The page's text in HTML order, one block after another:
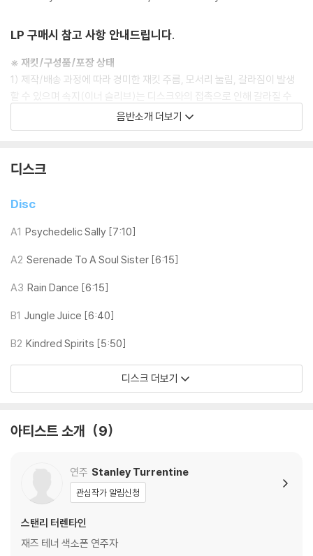
LP 구매시 참고 사항 안내드립니다.
※ 재킷/구성품/포장 상태
1) 제작/배송 과정에 따라 경미한 재킷 주름, 모서리 눌림, 갈라짐이 발생
할 수 있으며 속지(이너 슬리브)는 디스크와의 접촉으로 인해 갈라질 수
외관상 불량 확인되는 상품을 개봉 시엔 반품/교환 처리 불가합니다.
닐은 품질보증대상이 아닙니다.
3) 일본 제작 LP는 대부분 겉비닐이 밀봉되어 있지 않습니다.
4) 디지털 다운로드 코드는 본사에서 공지 없이 증정 종료될 수 있습니다.
※ 재생 불량
모델) 다이내믹 사운드의 편차가 큰 트랙을 재생할 때 이상 현상이 발생할
수 있습니다.
하니 침압 조절이 가능한 기기에서 재생하실 것을 권유 드립니다.
다. 전용 제품으로 이를 제거하면 대부분 해결됩니다.
3) 바늘에 먼지가 쌓이는 경우에도 재생이 원활하지 않을 수 있습니다.
렁거리거나 휘어지는 경우가 있습니다.
2) 재생 음역의 왜곡을 최소화 하고 반복 재생시에도 최대한 일관되게 유
지되도록 디스크 센터 홀 구경이 작게 제작되는 경우가 있습니다. 턴테이
블 스핀들에 맞지 않는 경우에는 전용 제품 등을 이용하여 센터 홀을 조정
하시면 해결됩니다.
3) 디스크에 미세한 잔 흠집이 남아있거나 인쇄 면이 깨끗하지 않은 경우
음반소개 더보기
디스크
Disc
A1 Psychedelic Sally [7:10]
A2 Serenade To A Soul Sister [6:15]
A3 Rain Dance [6:15]
B1 Jungle Juice [6:40]
B2 Kindred Spirits [5:50]
디스크 더보기
아티스트 소개 9
연주 Stanley Turrentine
관심작가 알림신청
스탠리 터렌타인
재즈 테너 색소폰 연주자